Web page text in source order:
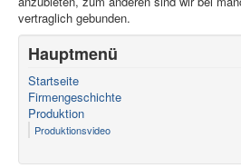
vertraglich gebunden.
Hauptmenü
Startseite
Firmengeschichte
Produktion
Produktionsvideo